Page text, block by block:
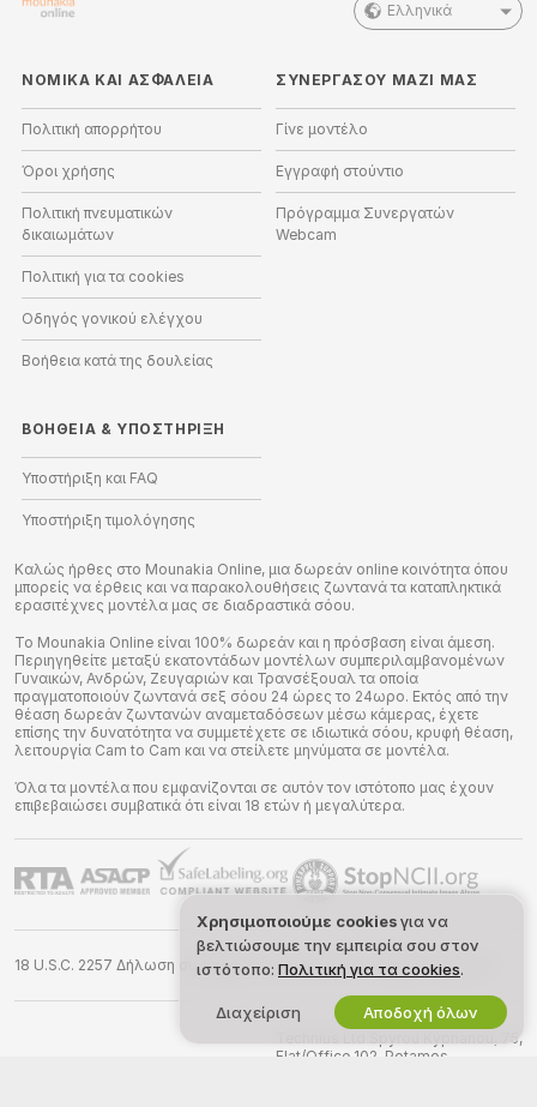
Ελληνικά
ΝΟΜΙΚΑ ΚΑΙ ΑΣΦΑΛΕΙΑ
Πολιτική απορρήτου
Όροι χρήσης
Πολιτική πνευματικών
δικαιωμάτων
Πολιτική για τα cookies
Οδηγός γονικού ελέγχου
Βοήθεια κατά της δουλείας
ΣΥΝΕΡΓΑΣΟΥ ΜΑΖΙ ΜΑΣ
Γίνε μοντέλο
Εγγραφή στούντιο
Πρόγραμμα Συνεργατών
Webcam
ΒΟΉΘΕΙΑ & ΥΠΟΣΤΉΡΙΞΗ
Υποστήριξη και FAQ
Υποστήριξη τιμολόγησης
Καλώς ήρθες στο Mounakia Online, μια δωρεάν online κοινότητα όπου
μπορείς να έρθεις και να παρακολουθήσεις ζωντανά τα καταπληκτικά
ερασιτέχνες μοντέλα μας σε διαδραστικά σόου.
Το Mounakia Online είναι 100% δωρεάν και η πρόσβαση είναι άμεση.
Περιηγηθείτε μεταξύ εκατοντάδων μοντέλων συμπεριλαμβανομένων
Γυναικών, Ανδρών, Ζευγαριών και Τρανσέξουαλ τα οποία
πραγματοποιούν ζωντανά σεξ σόου 24 ώρες το 24ωρο. Εκτός από την
θέαση δωρεάν ζωντανών αναμεταδόσεων μέσω κάμερας, έχετε
επίσης την δυνατότητα να συμμετέχετε σε ιδιωτικά σόου, κρυφή θέαση,
λειτουργία Cam to Cam και να στείλετε μηνύματα σε μοντέλα.
Όλα τα μοντέλα που εμφανίζονται σε αυτόν τον ιστότοπο μας έχουν
επιβεβαιώσει συμβατικά ότι είναι 18 ετών ή μεγαλύτερα.
18 U.S.C. 2257 Δήλωση συμμόρφωσης απαιτήσεων τήρησης αρχείων
Χρησιμοποιούμε cookiesγια να
βελτιώσουμε την εμπειρία σου στον
ιστότοπο: Πολιτική για τα cookies.
Διαχείριση Αποδοχή όλων